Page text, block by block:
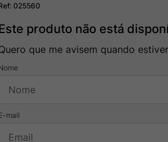
:025560
produto não está
que me avisem quando